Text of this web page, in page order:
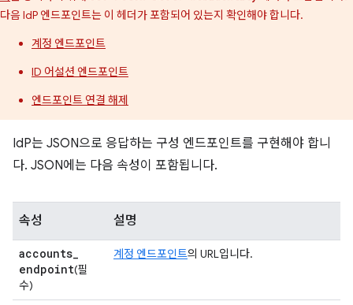
다음 IdP 엔드포인트는 이 헤더가 포함되어 있는지 확인해야 합니다.
계정 엔드포인트
ID 어설션 엔드포인트
엔드포인트 연결 해제
IdP는 JSON으로 응답하는 구성 엔드포인트를 구현해야 합니
다. JSON에는 다음 속성이 포함됩니다.
속성 설명
accounts_
endpoint(필
수)
계정 엔드포인트의 URL입니다.